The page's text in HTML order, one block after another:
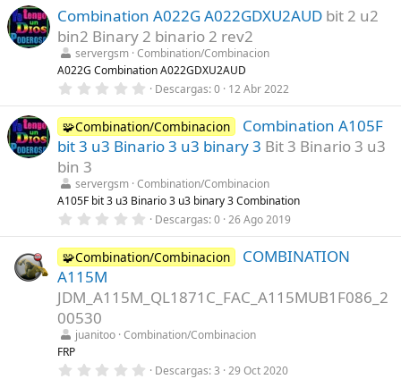
l
a
(
s
)
0
e
s
t
r
e
l
a
(
s
)
Combination A022G A022GDXU2AUD bit 2 u2
bin2 Binary 2 binario 2 rev2
servergsm Combination/Combinacion
A022G Combination A022GDXU2AUD
0
0
0
e
s
e
l
a
(
s
)
Descargas 0 12 Abr 2022
🧩Combination/Combinacion
Combination A105F
bit 3 u3 Binario 3 u3 binary 3 Bit 3 Binario 3 u3
bin 3
servergsm Combination/Combinacion
A105F bit 3 u3 Binario 3 u3 binary 3 Combination
0
0
0
e
r
l
l
Descargas 0 26 Ago 2019
🧩Combination/Combinacion
COMBINATION
A115M
JDM_A115M_QL1871C_FAC_A115MUB1F086_2
00530
juanitoo Combination/Combinacion
FRP
0 Descargas 3 29 Oct 2020